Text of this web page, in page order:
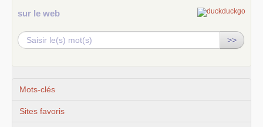
sur le web
>>
Mots-clés
Sites favoris